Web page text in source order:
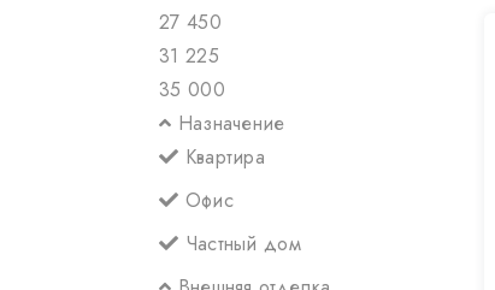
27 450
31 225
35 000
Назначение
Квартира
Офис
Частный дом